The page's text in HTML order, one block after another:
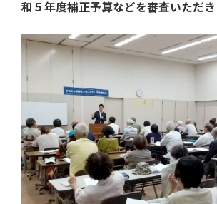
和５年度補正予算などを審査いただき